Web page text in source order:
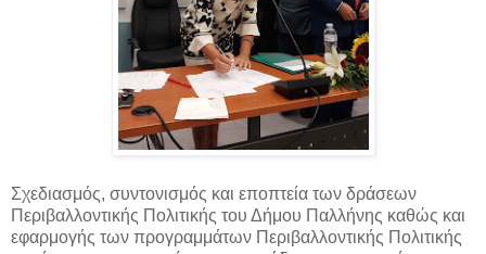
Σχεδιασμός, συντονισμός και εποπτεία των δράσεων
Περιβαλλοντικής Πολιτικής του Δήμου Παλλήνης καθώς και
εφαρμογής των προγραμμάτων Περιβαλλοντικής Πολιτικής